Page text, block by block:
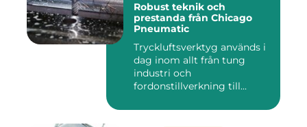
Robust teknik och
prestanda från Chicago
Pneumatic
Tryckluftsverktyg används i
dag inom allt från tung
industri och
fordonstillverkning till...